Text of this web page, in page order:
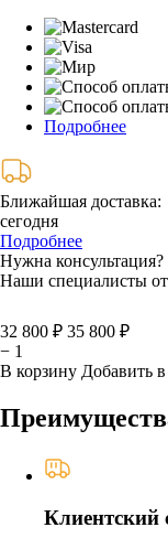
Подробнее
Ближайшая доставка:
сегодня
Подробнее
Нужна консультация?
Наши специалисты
32 800 ₽ 35 800 ₽
−
В корзину Добавить
Клиентский